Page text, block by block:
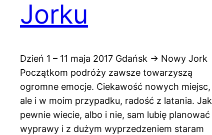
Jorku
Dzień 1 – 11 maja 2017 Gdańsk -> Nowy Jork
Początkom podróży zawsze towarzyszą
ogromne emocje. Ciekawość nowych miejsc,
ale i w moim przypadku, radość z latania. Jak
pewnie wiecie, albo i nie, sam lubię planować
wyprawy i z dużym wyprzedzeniem staram